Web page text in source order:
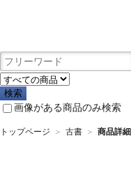
画像がある商品のみ検索
トップページ ＞ 古書 ＞ 商品詳細